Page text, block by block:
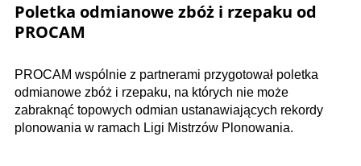
Poletka odmianowe zbóż i rzepaku od
PROCAM
PROCAM wspólnie z partnerami przygotował poletka
odmianowe zbóż i rzepaku, na których nie może
zabraknąć topowych odmian ustanawiających rekordy
plonowania w ramach Ligi Mistrzów Plonowania.